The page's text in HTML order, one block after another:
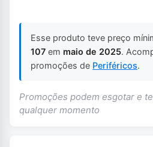
Esse produto teve preço
107 em maio de 2025.
promoções de Periféricos.
Promoções podem esgotar e
qualquer momento